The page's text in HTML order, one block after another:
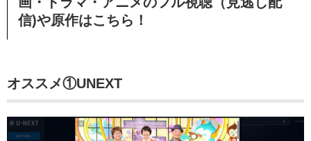
信)や原作はこちら！
オススメ①UNEXT